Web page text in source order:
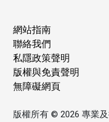
網站指南
聯絡我們
私隱政策聲明
版權與免責聲明
無障礙網頁
版權所有 © 2026 專業